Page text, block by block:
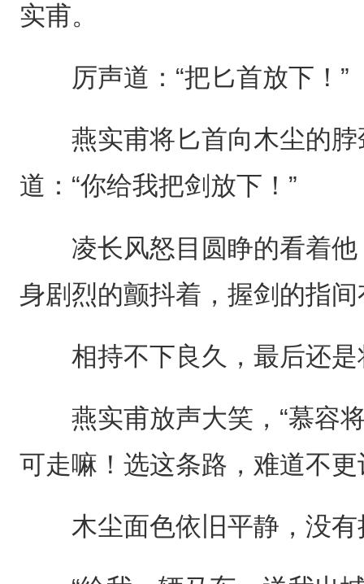
实甫。
厉声道：“把匕首放下！”
燕实甫将匕首向木尘的脖
道：“你给我把剑放下！”
凌长风怒目圆睁的看着他
身剧烈的颤抖着，握剑的指
相持不下良久，最后还是
燕实甫放声大笑，“慕容
可走嘛！选这条路，难道不更
木尘面色依旧平静，没有